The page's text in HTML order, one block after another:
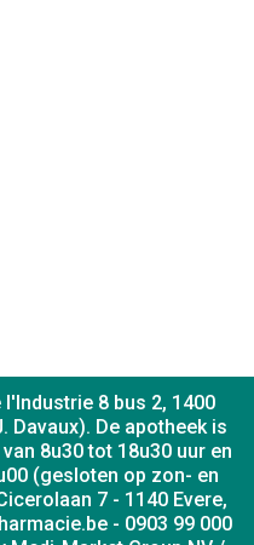
8 bus 2, 1400
Davaux). De apotheek is
8u30 tot 18u30 uur en
(gesloten op zon- en
7 - 1140 Evere,
- 0903 99 000